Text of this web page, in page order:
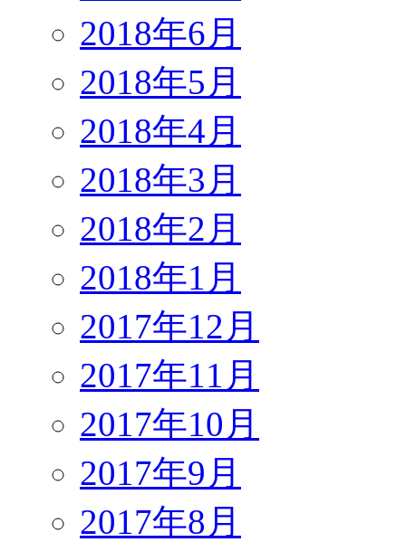
2018年6月
2018年5月
2018年4月
2018年3月
2018年2月
2018年1月
2017年12月
2017年11月
2017年10月
2017年9月
2017年8月